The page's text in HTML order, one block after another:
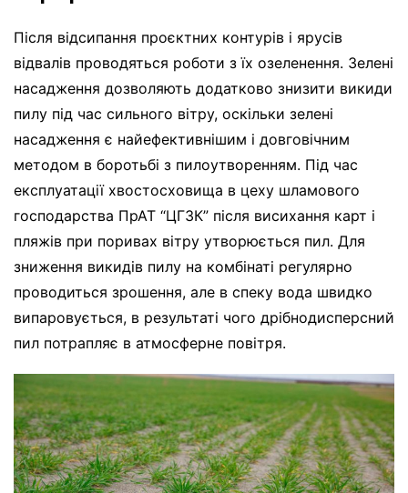
Після відсипання проєктних контурів і ярусів
відвалів проводяться роботи з їх озеленення. Зелені
насадження дозволяють додатково знизити викиди
пилу під час сильного вітру, оскільки зелені
насадження є найефективнішим і довговічним
методом в боротьбі з пилоутворенням. Під час
експлуатації хвостосховища в цеху шламового
господарства ПрАТ “ЦГЗК” після висихання карт і
пляжів при поривах вітру утворюється пил. Для
зниження викидів пилу на комбінаті регулярно
проводиться зрошення, але в спеку вода швидко
випаровується, в результаті чого дрібнодисперсний
пил потрапляє в атмосферне повітря.